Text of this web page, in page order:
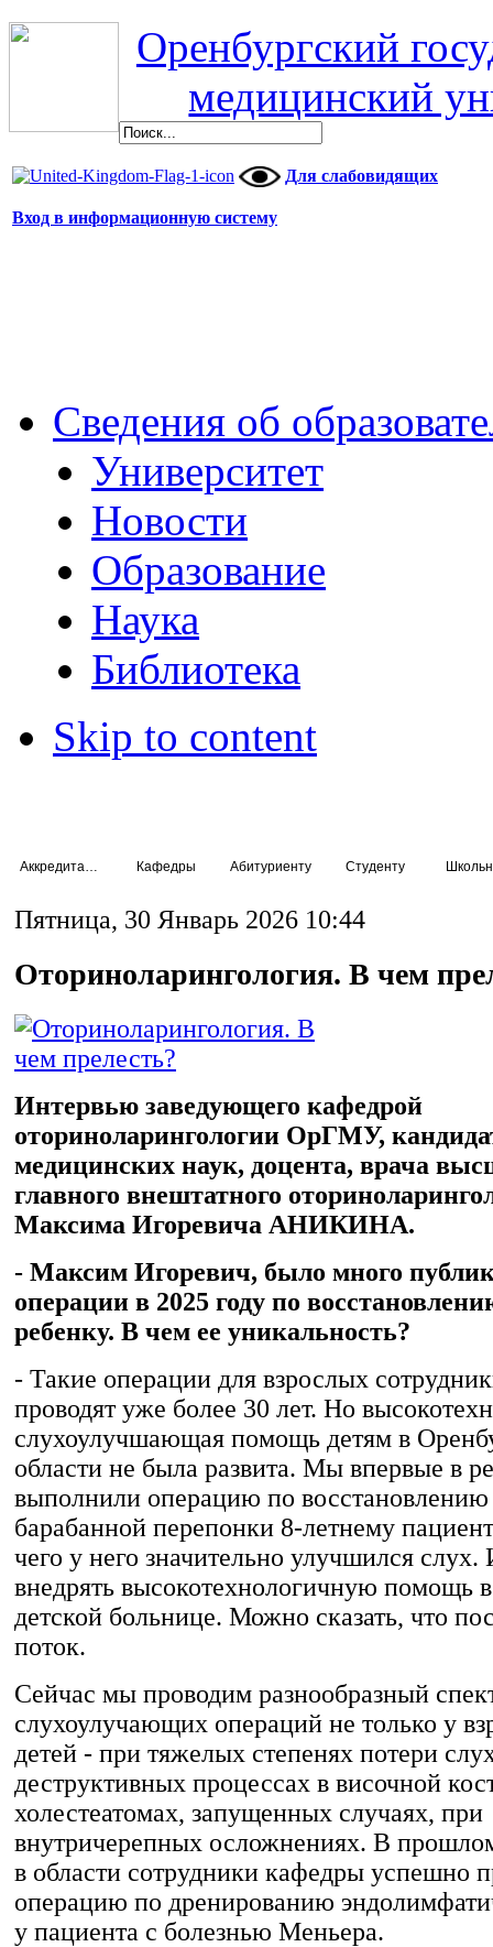
Оренбургский
медицинский
Для слабовидящих
Вход в информационную систему
Сведения об
Университет
Новости
Образование
Наука
Библиотека
Skip to content
Кафедры Абитуриенту Студенту
Пятница, 30 Январь 2026 10:44
Оториноларингология. В чем
Интервью заведующего кафедрой
оториноларингологии ОрГМУ,
медицинских наук, доцента, врача
главного внештатного
Максима Игоревича АНИКИНА.
- Максим Игоревич, было много
операции в 2025 году по
ребенку. В чем ее уникальность?
- Такие операции для взрослых
проводят уже более 30 лет. Но
слухоулучшающая помощь детям в
области не была развита. Мы впервые в
выполнили операцию по восстановлению
барабанной перепонки 8-летнему
чего у него значительно улучшился слух.
внедрять высокотехнологичную помощь
детской больнице. Можно сказать, что
поток.
Сейчас мы проводим разнообразный
слухоулучающих операций не только у
детей - при тяжелых степенях потери
деструктивных процессах в височной
холестеатомах, запущенных случаях, при
внутричерепных осложнениях. В
в области сотрудники кафедры успешно
операцию по дренированию
у пациента с болезнью Меньера.